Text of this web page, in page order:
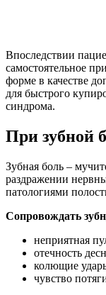
Впоследствии
самостоятельное
форме в качестве
для быстрого
синдрома.
При зубной
Зубная боль –
раздражении
патологиями
Сопровождать
неприятная
отечность
колющие
чувство